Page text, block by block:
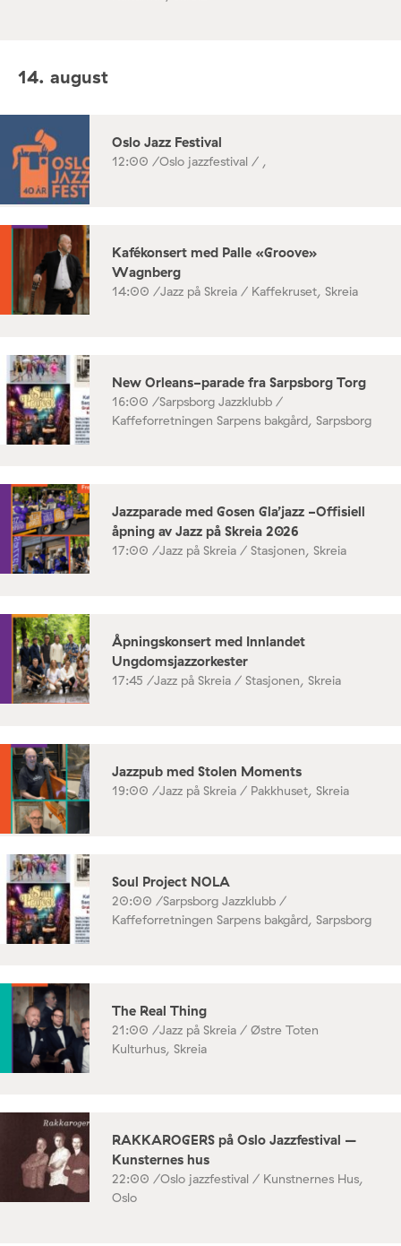
14. august
Oslo Jazz Festival
12:00 /Oslo jazzfestival / ,
Kafékonsert med Palle «Groove»
Wagnberg
14:00 /Jazz på Skreia / Kaffekruset, Skreia
New Orleans-parade fra Sarpsborg Torg
16:00 /Sarpsborg Jazzklubb /
Kaffeforretningen Sarpens bakgård, Sarpsborg
Jazzparade med Gosen Gla’jazz -Offisiell
åpning av Jazz på Skreia 2026
17:00 /Jazz på Skreia / Stasjonen, Skreia
Åpningskonsert med Innlandet
Ungdomsjazzorkester
17:45 /Jazz på Skreia / Stasjonen, Skreia
Jazzpub med Stolen Moments
19:00 /Jazz på Skreia / Pakkhuset, Skreia
Soul Project NOLA
20:00 /Sarpsborg Jazzklubb /
Kaffeforretningen Sarpens bakgård, Sarpsborg
The Real Thing
21:00 /Jazz på Skreia / Østre Toten
Kulturhus, Skreia
RAKKAROGERS på Oslo Jazzfestival –
Kunsternes hus
22:00 /Oslo jazzfestival / Kunstnernes Hus,
Oslo